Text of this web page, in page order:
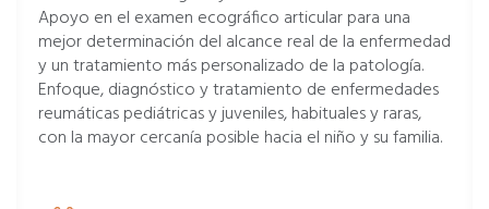
Apoyo en el examen ecográfico articular para una
mejor determinación del alcance real de la enfermedad
y un tratamiento más personalizado de la patología.
Enfoque, diagnóstico y tratamiento de enfermedades
reumáticas pediátricas y juveniles, habituales y raras,
con la mayor cercanía posible hacia el niño y su familia.